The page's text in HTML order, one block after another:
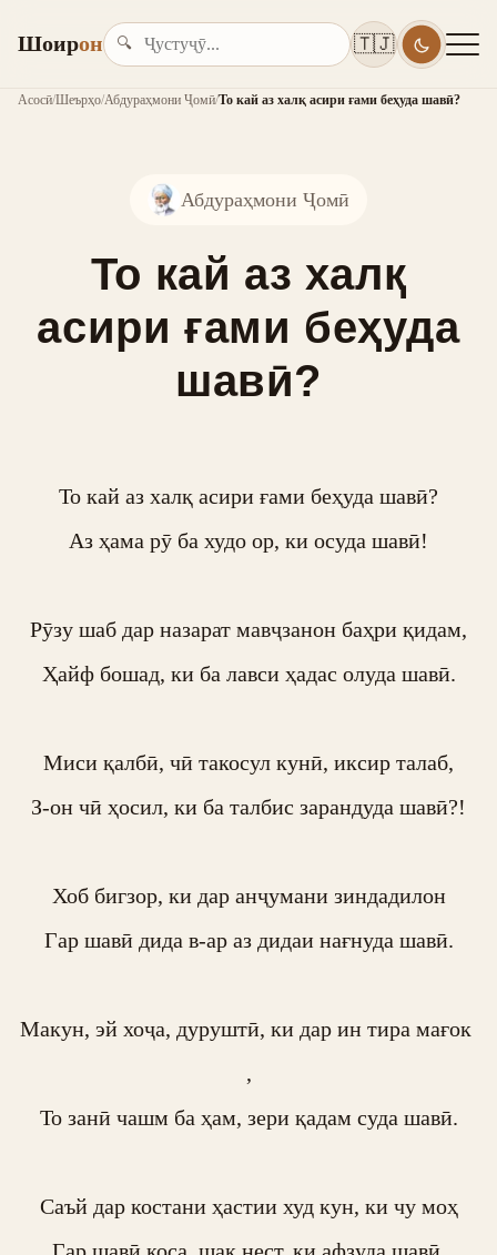
Шоирон 🔍 🇹🇯
Асосӣ/Шеърҳо/Абдураҳмони Ҷомӣ/То кай аз халқ асири ғами беҳуда шавӣ?
Абдураҳмони Ҷомӣ
То кай аз халқ
асири ғами беҳуда
шавӣ?
То кай аз халқ асири ғами беҳуда шавӣ?
Аз ҳама рӯ ба худо ор, ки осуда шавӣ!
Рӯзу шаб дар назарат мавҷзанон баҳри қидам,
Ҳайф бошад, ки ба лавси ҳадас олуда шавӣ.
Миси қалбӣ, чӣ такосул кунӣ, иксир талаб,
З-он чӣ ҳосил, ки ба талбис зарандуда шавӣ?!
Хоб бигзор, ки дар анҷумани зиндадилон
Гар шавӣ дида в-ар аз дидаи нағнуда шавӣ.
Макун, эй хоҷа, дуруштӣ, ки дар ин тира мағок
,
То занӣ чашм ба ҳам, зери қадам суда шавӣ.
Саъй дар костани ҳастии худ кун, ки чу моҳ